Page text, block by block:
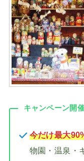
キャンペーン開催
今だけ最大
物園・温泉・